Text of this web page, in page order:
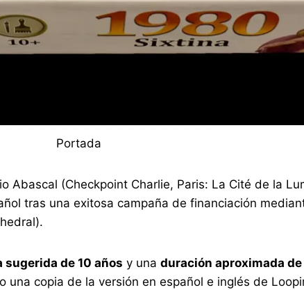
Portada
Abascal (Checkpoint Charlie, Paris: La Cité de la
tras una exitosa campaña de financiación
sugerida de 10 años y unaduración aproximada
una copia de la versión en español e inglés de